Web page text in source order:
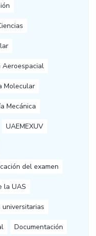
Aeroespacial
Molecular
Mecánica
UAEMEXUV
del examen
la UAS
universitarias
Documentación